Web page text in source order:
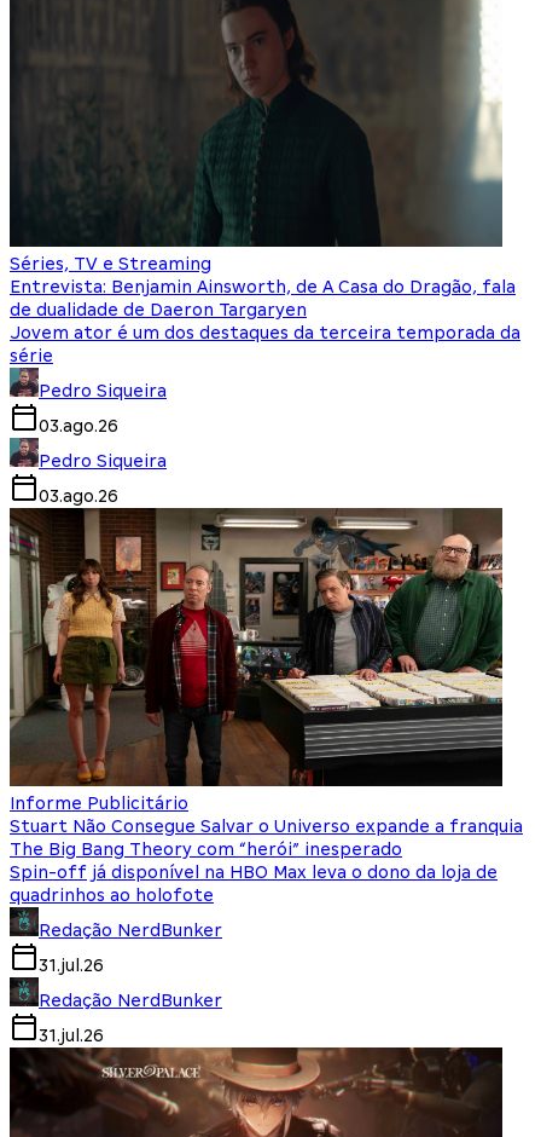
Séries, TV e Streaming
Entrevista: Benjamin Ainsworth, de A Casa do Dragão, fala
de dualidade de Daeron Targaryen
Jovem ator é um dos destaques da terceira temporada da
série
Pedro Siqueira
03.ago.26
Pedro Siqueira
03.ago.26
Informe Publicitário
Stuart Não Consegue Salvar o Universo expande a franquia
The Big Bang Theory com “herói” inesperado
Spin-off já disponível na HBO Max leva o dono da loja de
quadrinhos ao holofote
Redação NerdBunker
31.jul.26
Redação NerdBunker
31.jul.26